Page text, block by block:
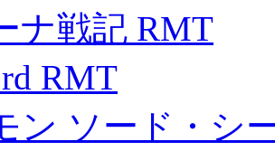
ナ戦記 RMT
RMT
ン ソード・シ